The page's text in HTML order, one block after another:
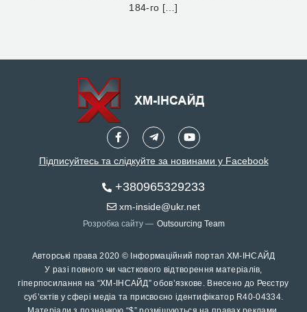
184-го […]
Підписуйтесь та слідкуйте за новинами у Facebook
+380965329233
xm-inside@ukr.net
Розробка сайту — Outsourcing Team
Авторські права 2020 © Інформаційний портал ХМ-ІНСАЙД
У разі повного чи часткового відтворення матеріалів,
гіперпосилання на “ХМ-ІНСАЙД” обов’язкове. Внесено до Реєстру
суб’єктів у сфері медіа та присвоєно ідентифікатор R40-04334.